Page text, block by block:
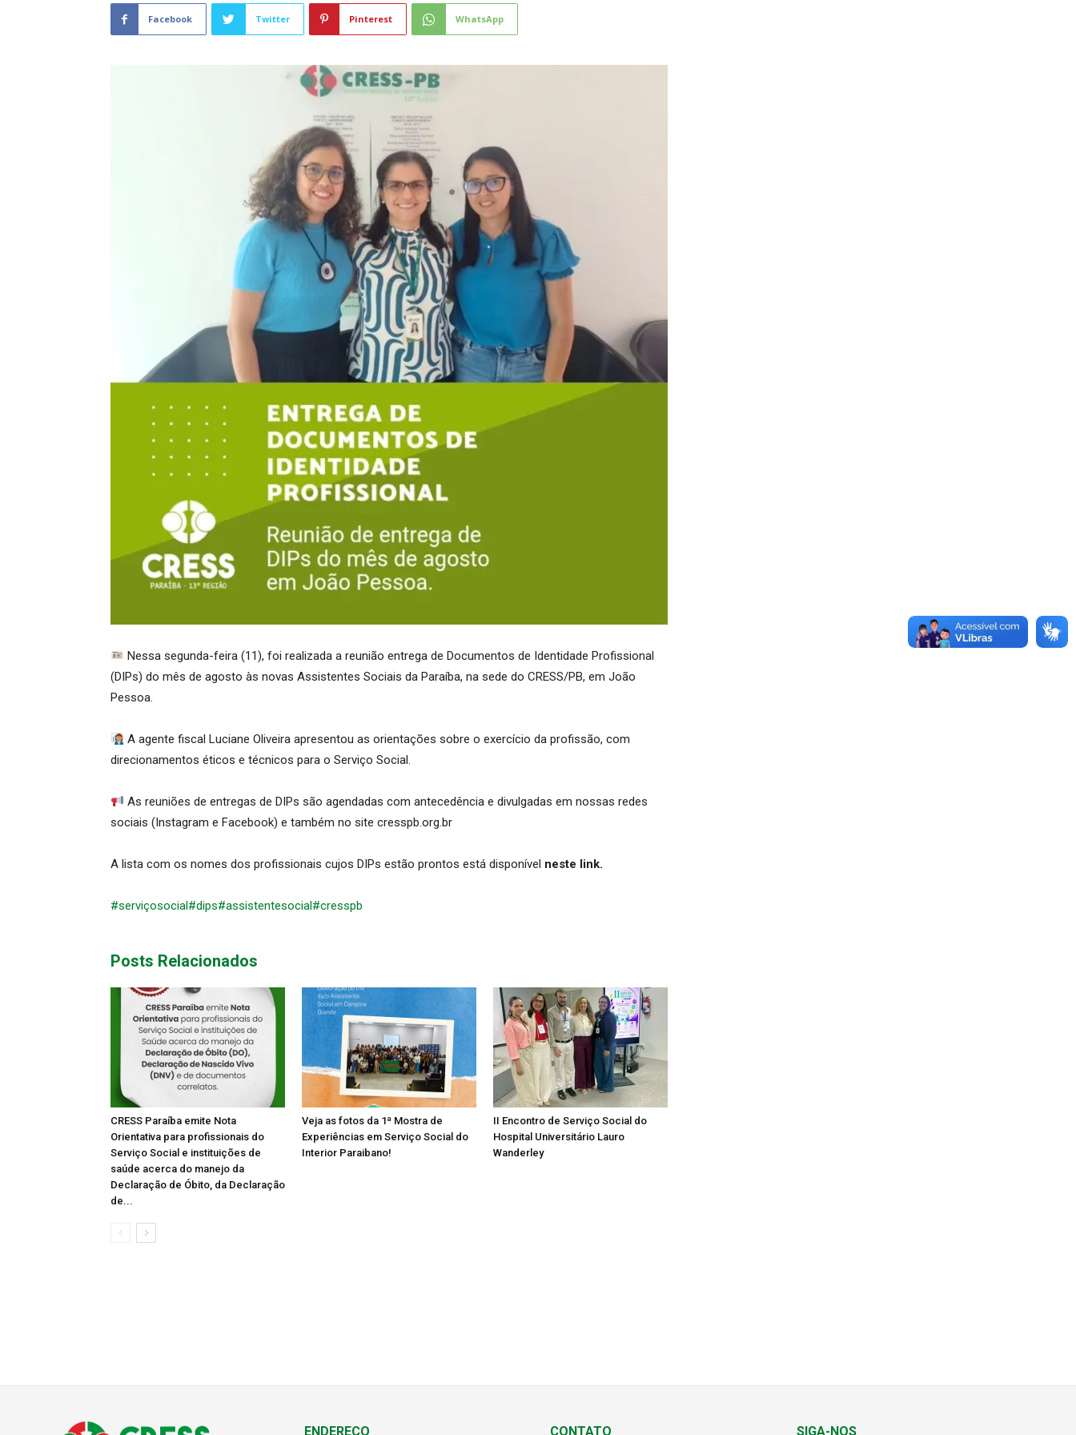
Facebook Twitter Pinterest WhatsApp
Nessa segunda-feira (11), foi realizada a reunião entrega de Documentos de Identidade Profissional
(DIPs) do mês de agosto às novas Assistentes Sociais da Paraíba, na sede do CRESS/PB, em João
Pessoa.
A agente fiscal Luciane Oliveira apresentou as orientações sobre o exercício da profissão, com
direcionamentos éticos e técnicos para o Serviço Social.
As reuniões de entregas de DIPs são agendadas com antecedência e divulgadas em nossas redes
sociais (Instagram e Facebook) e também no site cresspb.org.br
A lista com os nomes dos profissionais cujos DIPs estão prontos está disponível neste link.
#serviçosocial#dips#assistentesocial#cresspb
Posts Relacionados
CRESS Paraíba emite Nota
Orientativa para profissionais do
Serviço Social e instituições de
saúde acerca do manejo da
Declaração de Óbito, da Declaração
de...
Veja as fotos da 1ª Mostra de
Experiências em Serviço Social do
Interior Paraibano!
II Encontro de Serviço Social do
Hospital Universitário Lauro
Wanderley
ENDEREÇO CONTATO SIGA-NOS